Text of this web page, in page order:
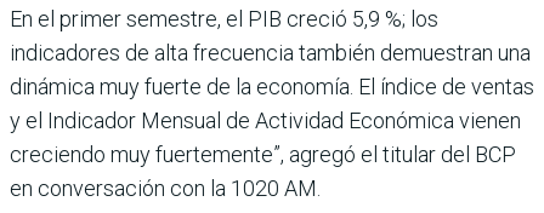
En el primer semestre, el PIB cre­ció 5,9 %; los
indicadores de alta frecuencia también demuestran una
dinámica muy fuerte de la economía. El índice de ventas
y el Indi­cador Mensual de Actividad Económica vienen
creciendo muy fuertemente”, agregó el titular del BCP
en conversa­ción con la 1020 AM.